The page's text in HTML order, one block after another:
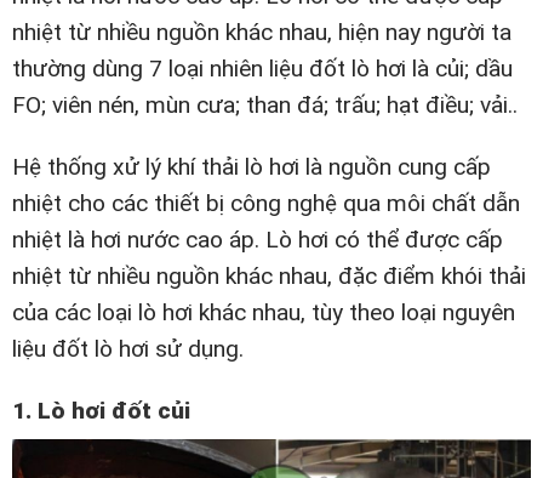
nhiệt từ nhiều nguồn khác nhau, hiện nay người ta
thường dùng 7 loại nhiên liệu đốt lò hơi là củi; dầu
FO; viên nén, mùn cưa; than đá; trấu; hạt điều; vải..
Hệ thống xử lý khí thải lò hơi là nguồn cung cấp
nhiệt cho các thiết bị công nghệ qua môi chất dẫn
nhiệt là hơi nước cao áp. Lò hơi có thể được cấp
nhiệt từ nhiều nguồn khác nhau, đặc điểm khói thải
của các loại lò hơi khác nhau, tùy theo loại nguyên
liệu đốt lò hơi sử dụng.
1. Lò hơi đốt củi